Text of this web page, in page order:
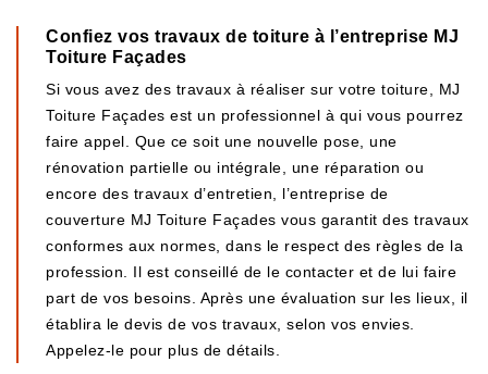
Confiez vos travaux de toiture à l’entreprise MJ
Toiture Façades
Si vous avez des travaux à réaliser sur votre toiture, MJ
Toiture Façades est un professionnel à qui vous pourrez
faire appel. Que ce soit une nouvelle pose, une
rénovation partielle ou intégrale, une réparation ou
encore des travaux d’entretien, l’entreprise de
couverture MJ Toiture Façades vous garantit des travaux
conformes aux normes, dans le respect des règles de la
profession. Il est conseillé de le contacter et de lui faire
part de vos besoins. Après une évaluation sur les lieux, il
établira le devis de vos travaux, selon vos envies.
Appelez-le pour plus de détails.